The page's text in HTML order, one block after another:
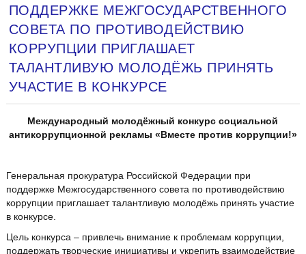
ПОДДЕРЖКЕ МЕЖГОСУДАРСТВЕННОГО
СОВЕТА ПО ПРОТИВОДЕЙСТВИЮ
КОРРУПЦИИ ПРИГЛАШАЕТ
ТАЛАНТЛИВУЮ МОЛОДЁЖЬ ПРИНЯТЬ
УЧАСТИЕ В КОНКУРСЕ
Международный молодёжный конкурс социальной
антикоррупционной рекламы «Вместе против коррупции!»
Генеральная прокуратура Российской Федерации при
поддержке Межгосударственного совета по противодействию
коррупции приглашает талантливую молодёжь принять участие
в конкурсе.
Цель конкурса – привлечь внимание к проблемам коррупции,
поддержать творческие инициативы и укрепить взаимодействие